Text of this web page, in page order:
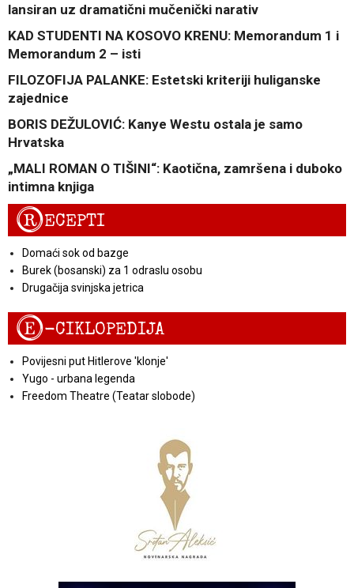
lansiran uz dramatični mučenički narativ
KAD STUDENTI NA KOSOVO KRENU: Memorandum 1 i
Memorandum 2 – isti
FILOZOFIJA PALANKE: Estetski kriteriji huliganske
zajednice
BORIS DEŽULOVIĆ: Kanye Westu ostala je samo
Hrvatska
„MALI ROMAN O TIŠINI“: Kaotična, zamršena i duboko
intimna knjiga
RECEPTI
Domaći sok od bazge
Burek (bosanski) za 1 odraslu osobu
Drugačija svinjska jetrica
E-CIKLOPEDIJA
Povijesni put Hitlerove 'klonje'
Yugo - urbana legenda
Freedom Theatre (Teatar slobode)